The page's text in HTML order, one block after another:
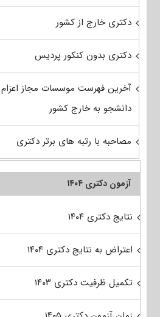
دکتری خارج از کشور
دکتری بدون کنکور پردیس
آخرین فهرست موسسات مجاز اعزام
دانشجو به خارج کشور
مصاحبه با رتبه های برتر دکتری
آزمون دکتری ۱۴۰۴
نتایج دکتری ۱۴۰۴
اعتراض به نتایج دکتری ۱۴۰۴
تکمیل ظرفیت دکتری ۱۴۰۳